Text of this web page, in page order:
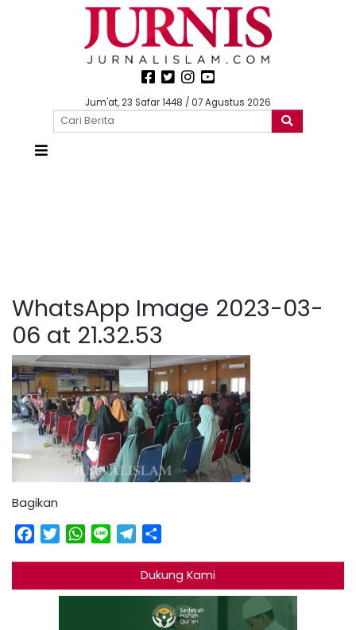
Jum'at, 23 Safar 1448 / 07 Agustus 2026
WhatsApp Image 2023-03-
06 at 21.32.53
Bagikan
Facebook
TwitterWhatsApp
Line Telegram
Dukung Kami